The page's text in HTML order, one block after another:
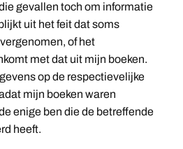
gevallen toch om informatie
uit het feit dat soms
of het
met dat uit mijn boeken.
op de respectievelijke
mijn boeken waren
enige ben die de betreffende
heeft.